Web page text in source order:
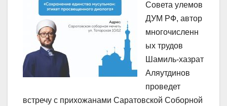
Совета улемов
ДУМ РФ, автор
многочисленн
ых трудов
Шамиль-хазрат
Аляутдинов
проведет
встречу с прихожанами Саратовской Соборной